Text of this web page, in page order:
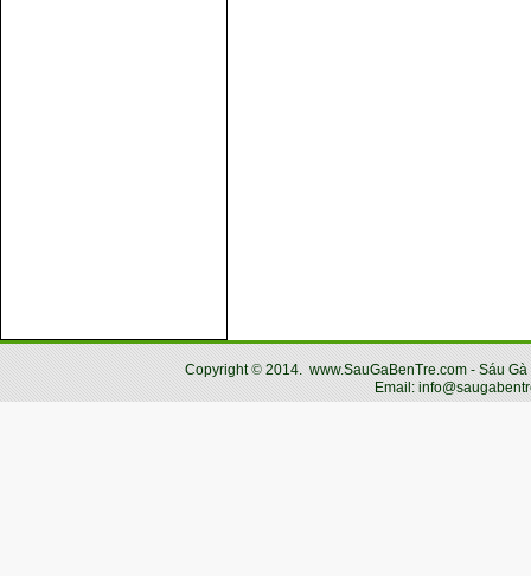
Copyright© 2014. www.SauGaBenTre.com - Sáu
Email: